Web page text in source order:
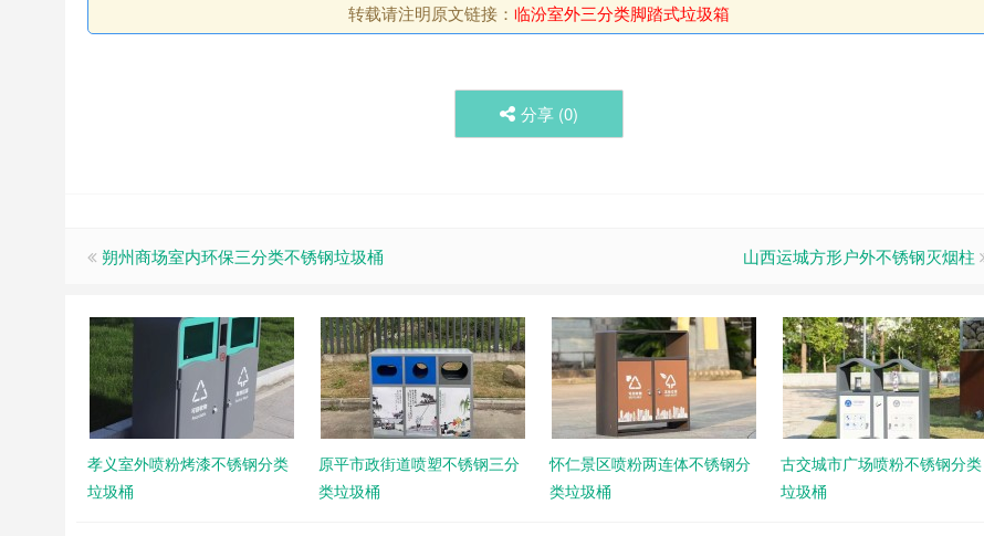
转载请注明原文链接： 临汾室外三分类脚踏式垃圾箱
分享 (0)
朔州商场室内环保三分类不锈钢垃圾桶 山西运城方形户外不锈钢灭烟柱
孝义室外喷粉烤漆不锈钢分类
垃圾桶
原平市政街道喷塑不锈钢三分
类垃圾桶
怀仁景区喷粉两连体不锈钢分
类垃圾桶
古交城市广场喷粉不锈钢分类
垃圾桶